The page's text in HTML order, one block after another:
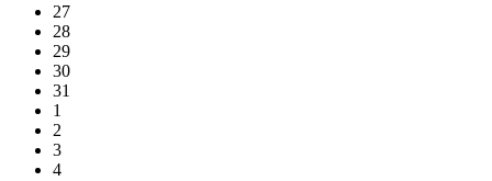
27
28
29
30
31
1
2
3
4